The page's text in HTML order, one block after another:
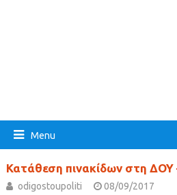
Menu
Κατάθεση πινακίδων στη ΔΟΥ
odigostoupoliti
08/09/2017